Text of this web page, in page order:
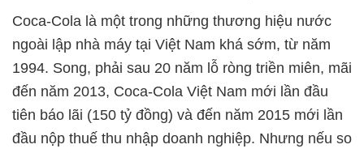
Coca-Cola là một trong những thương hiệu nước
ngoài lập nhà máy tại Việt Nam khá sớm, từ năm
1994. Song, phải sau 20 năm lỗ ròng triền miên, mãi
đến năm 2013, Coca-Cola Việt Nam mới lần đầu
tiên báo lãi (150 tỷ đồng) và đến năm 2015 mới lần
đầu nộp thuế thu nhập doanh nghiệp. Nhưng nếu so